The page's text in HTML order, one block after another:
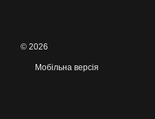
© 2026
Мобільна версія